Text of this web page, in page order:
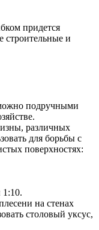
придется
строительные и
подручными
различных
для борьбы с
поверхностях:
1:10.
на стенах
столовый уксус,